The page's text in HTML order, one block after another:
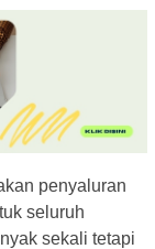
penyaluran
seluruh
sekali tetapi